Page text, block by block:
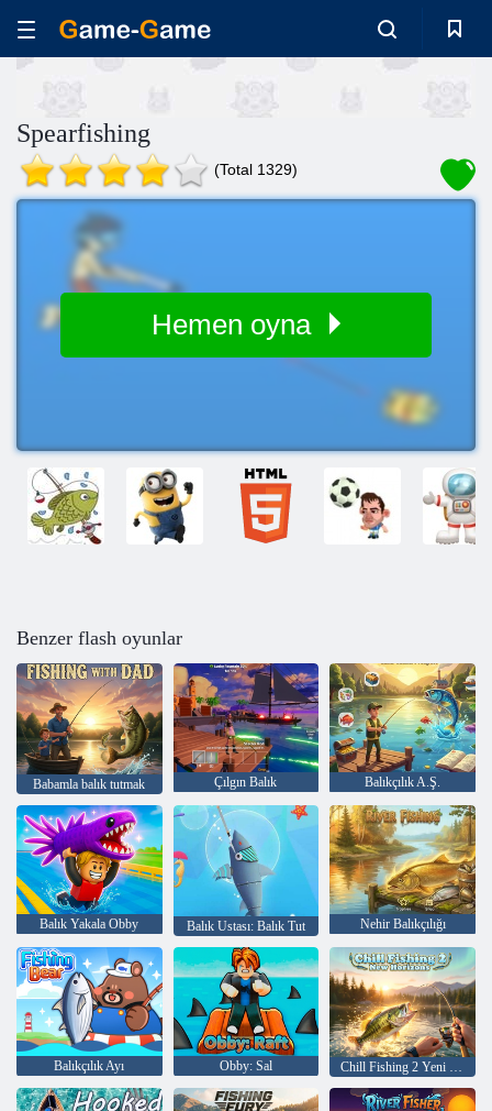
Spearfishing
(Total 1329)
Hemen oyna
Benzer flash oyunlar
Babamla balık tutmak Çılgın Balık Balıkçılık A.Ş.
Balık Yakala Obby Balık Ustası: Balık Tut Nehir Balıkçılığı
Balıkçılık Ayı Obby: Sal Chill Fishing 2 Yeni Ufuklar